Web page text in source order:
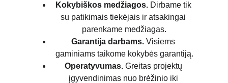
Kokybiškos medžiagos. Dirbame tik
su patikimais tiekėjais ir atsakingai
parenkame medžiagas.
Garantija darbams. Visiems
gaminiams taikome kokybės garantiją.
Operatyvumas. Greitas projektų
įgyvendinimas nuo brėžinio iki